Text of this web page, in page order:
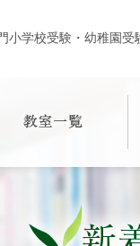
小学校受験・幼稚園受